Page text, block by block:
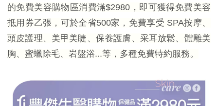
的免費美容購物區消費滿$2980，即可獲得免費美容
抵用券乙張，可於全省500家，免費享受 SPA按摩、
頭皮護理、美甲美睫、保養護膚、采耳放鬆、體雕美
胸、蜜蠟除毛、岩盤浴...等，多種免費特約服務。